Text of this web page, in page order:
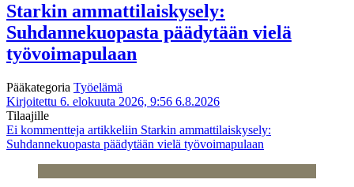
Starkin ammattilaiskysely:
Suhdannekuopasta päädytään vielä
työvoimapulaan
Pääkategoria Työelämä
Kirjoitettu 6. elokuuta 2026, 9:56 6.8.2026
Tilaajille
Ei kommentteja artikkeliin Starkin ammattilaiskysely:
Suhdannekuopasta päädytään vielä työvoimapulaan